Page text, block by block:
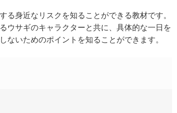
身近なリスクを知ることができる教材です。
ウサギのキャラクターと共に、具体的な一日を
いためのポイントを知ることができます。